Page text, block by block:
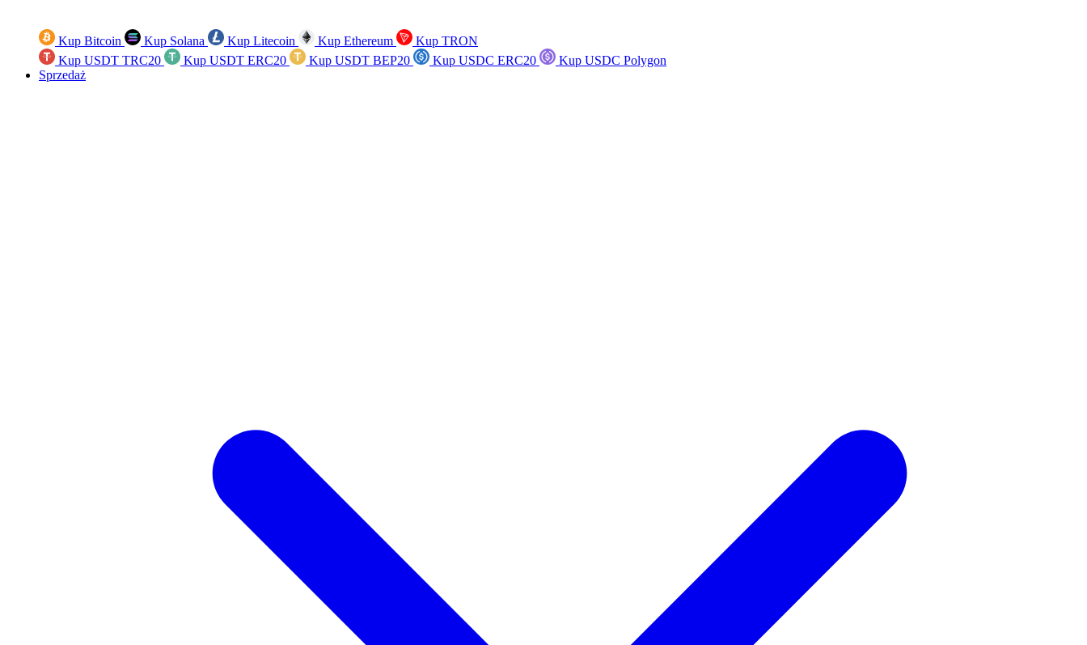
Kup Bitcoin Kup Solana Kup Litecoin Kup Ethereum
Kup TRON
Kup USDT TRC20
Kup USDT ERC20 Kup USDT BEP20 Kup USDC ERC20
Kup USDC Polygon
Sprzedaż